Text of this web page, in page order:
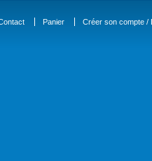
Panier Créer son compte /